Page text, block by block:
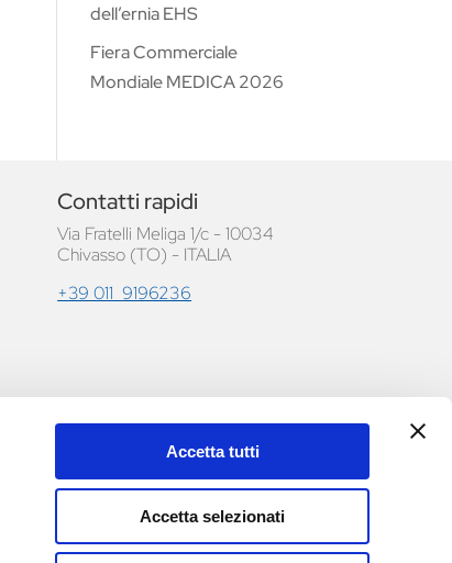
Accetta tutti
Accetta selezionati
dell’ernia EHS
Fiera Commerciale
Mondiale MEDICA 2026
Contatti rapidi
Via Fratelli Meliga 1/c - 10034
Chivasso (TO) - ITALIA
+39 011 9196236